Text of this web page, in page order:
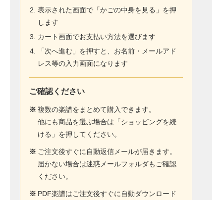
表示された画面で「かごの中身を見る」を押
します
カート画面でお支払い方法を選びます
「次へ進む」を押すと、お名前・メールアド
レス等の入力画面になります
ご確認ください
※ 複数の楽譜をまとめて購入できます。
他にも商品を選ぶ場合は「ショッピングを続
ける」を押してください。
※ ご注文後すぐに自動返信メールが届きます。
届かない場合は迷惑メールフォルダもご確認
ください。
※ PDF楽譜はご注文後すぐに自動ダウンロード